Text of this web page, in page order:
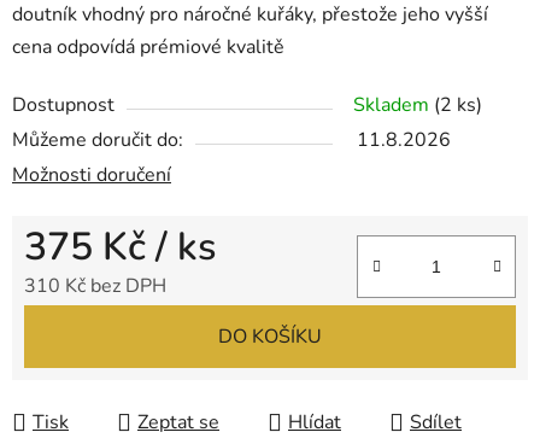
doutník vhodný pro náročné kuřáky, přestože jeho vyšší
cena odpovídá prémiové kvalitě
Dostupnost Skladem (2 ks)
Můžeme doručit do:
11.8.2026
Možnosti doručení
375 Kč/ ks
310 Kč bez DPH
DO KOŠÍKU
Tisk Zeptat se Hlídat Sdílet